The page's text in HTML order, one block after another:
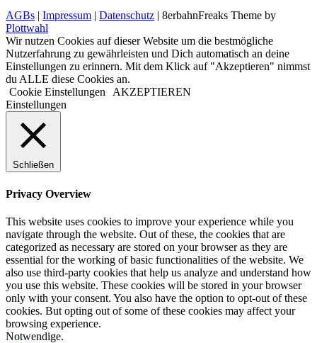
AGBs | Impressum | Datenschutz | 8erbahnFreaks Theme by
Plottwahl
Wir nutzen Cookies auf dieser Website um die bestmögliche
Nutzerfahrung zu gewährleisten und Dich automatisch an deine
Einstellungen zu erinnern. Mit dem Klick auf "Akzeptieren" nimmst
du ALLE diese Cookies an.
Cookie Einstellungen AKZEPTIEREN
Einstellungen
Schließen
Privacy Overview
This website uses cookies to improve your experience while you
navigate through the website. Out of these, the cookies that are
categorized as necessary are stored on your browser as they are
essential for the working of basic functionalities of the website. We
also use third-party cookies that help us analyze and understand how
you use this website. These cookies will be stored in your browser
only with your consent. You also have the option to opt-out of these
cookies. But opting out of some of these cookies may affect your
browsing experience.
Notwendige.